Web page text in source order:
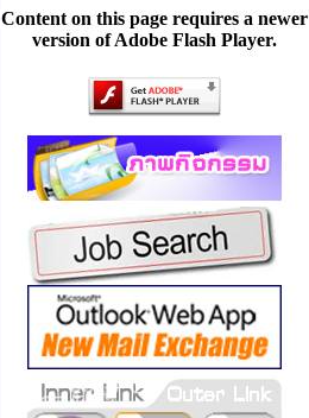
Content on this page requires a newer
version of Adobe Flash Player.